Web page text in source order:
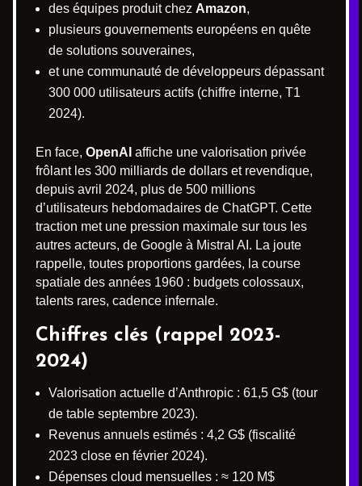
des équipes produit chez Amazon,
plusieurs gouvernements européens en quête
de solutions souveraines,
et une communauté de développeurs dépassant
300 000 utilisateurs actifs (chiffre interne, T1
2024).
En face, OpenAI affiche une valorisation privée
frôlant les 300 milliards de dollars et revendique,
depuis avril 2024, plus de 500 millions
d’utilisateurs hebdomadaires de ChatGPT. Cette
traction met une pression maximale sur tous les
autres acteurs, de Google à Mistral AI. La joute
rappelle, toutes proportions gardées, la course
spatiale des années 1960 : budgets colossaux,
talents rares, cadence infernale.
Chiffres clés (rappel 2023-
2024)
Valorisation actuelle d’Anthropic : 61,5 G$ (tour
de table septembre 2023).
Revenus annuels estimés : 4,2 G$ (fiscalité
2023 close en février 2024).
Dépenses cloud mensuelles : ≈ 120 M$